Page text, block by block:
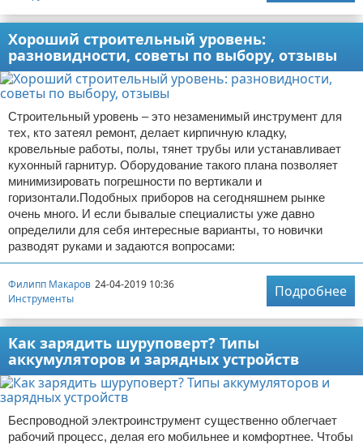
Хороший строительный уровень:
разновидности, советы по выбору, отзывы
Строительный уровень – это незаменимый инструмент для
тех, кто затеял ремонт, делает кирпичную кладку,
кровельные работы, полы, тянет трубы или устанавливает
кухонный гарнитур. Оборудование такого плана позволяет
минимизировать погрешности по вертикали и
горизонтали.Подобных приборов на сегодняшнем рынке
очень много. И если бывалые специалисты уже давно
определили для себя интересные варианты, то новички
разводят руками и задаются вопросами:
Филипп Макаров 24-04-2019 10:36
Инструменты
Подробнее
Как зарядить шуруповерт? Типы
аккумуляторов и зарядных устройств
Беспроводной электроинструмент существенно облегчает
рабочий процесс, делая его мобильнее и комфортнее. Чтобы